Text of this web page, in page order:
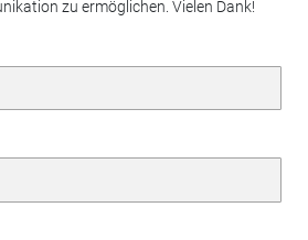
zu ermöglichen. Vielen Dank!